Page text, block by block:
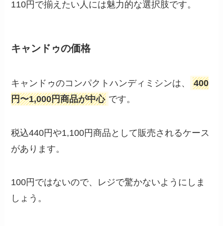
110円で揃えたい人には魅力的な選択肢です。
キャンドゥの価格
キャンドゥのコンパクトハンディミシンは、
400
円〜1,000円商品が中心 です。
税込440円や1,100円商品として販売されるケース
があります。
100円ではないので、レジで驚かないようにしま
しょう。